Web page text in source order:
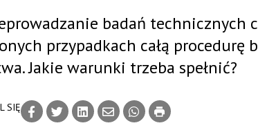
SIĘ
badań technicznych
przypadkach całą procedurę
Jakie warunki trzeba spełnić?